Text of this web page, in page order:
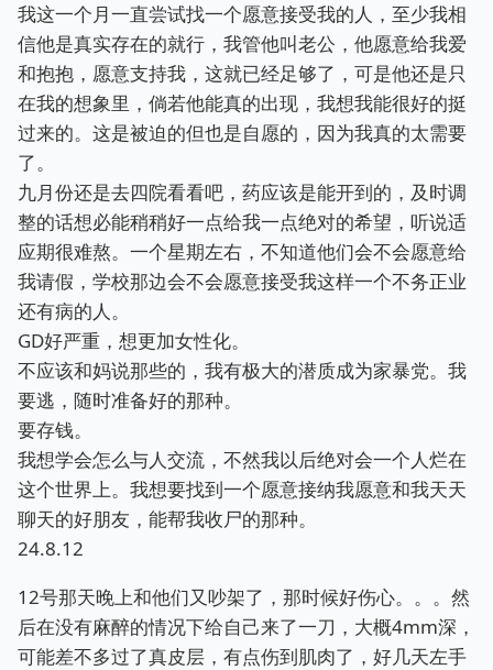
我这一个月一直尝试找一个愿意接受我的人，至少我相
信他是真实存在的就行，我管他叫老公，他愿意给我爱
和抱抱，愿意支持我，这就已经足够了，可是他还是只
在我的想象里，倘若他能真的出现，我想我能很好的挺
过来的。这是被迫的但也是自愿的，因为我真的太需要
了。
九月份还是去四院看看吧，药应该是能开到的，及时调
整的话想必能稍稍好一点给我一点绝对的希望，听说适
应期很难熬。一个星期左右，不知道他们会不会愿意给
我请假，学校那边会不会愿意接受我这样一个不务正业
还有病的人。
GD好严重，想更加女性化。
不应该和妈说那些的，我有极大的潜质成为家暴党。我
要逃，随时准备好的那种。
要存钱。
我想学会怎么与人交流，不然我以后绝对会一个人烂在
这个世界上。我想要找到一个愿意接纳我愿意和我天天
聊天的好朋友，能帮我收尸的那种。
24.8.12
12号那天晚上和他们又吵架了，那时候好伤心。。。然
后在没有麻醉的情况下给自己来了一刀，大概4mm深，
可能差不多过了真皮层，有点伤到肌肉了，好几天左手